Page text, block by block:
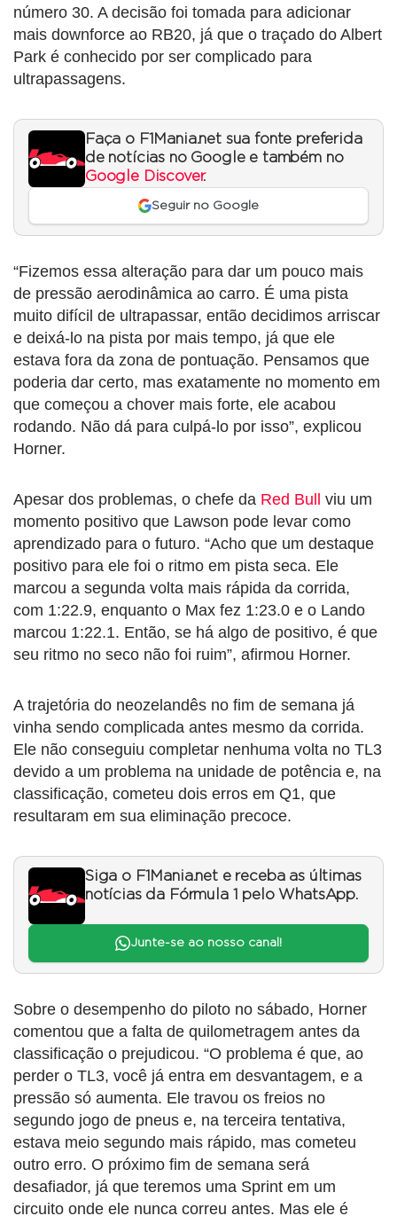
número 30. A decisão foi tomada para adicionar
mais downforce ao RB20, já que o traçado do Albert
Park é conhecido por ser complicado para
ultrapassagens.
Faça o F1Mania.net sua fonte preferida
de notícias no Google e também no
Google Discover.
Seguir no Google
“Fizemos essa alteração para dar um pouco mais
de pressão aerodinâmica ao carro. É uma pista
muito difícil de ultrapassar, então decidimos arriscar
e deixá-lo na pista por mais tempo, já que ele
estava fora da zona de pontuação. Pensamos que
poderia dar certo, mas exatamente no momento em
que começou a chover mais forte, ele acabou
rodando. Não dá para culpá-lo por isso”, explicou
Horner.
Apesar dos problemas, o chefe da Red Bull
viu um
momento positivo que Lawson pode levar como
aprendizado para o futuro. “Acho que um destaque
positivo para ele foi o ritmo em pista seca. Ele
marcou a segunda volta mais rápida da corrida,
com 1:22.9, enquanto o Max fez 1:23.0 e o Lando
marcou 1:22.1. Então, se há algo de positivo, é que
seu ritmo no seco não foi ruim”, afirmou Horner.
A trajetória do neozelandês no fim de semana já
vinha sendo complicada antes mesmo da corrida.
Ele não conseguiu completar nenhuma volta no TL3
devido a um problema na unidade de potência e, na
classificação, cometeu dois erros em Q1, que
resultaram em sua eliminação precoce.
Siga o F1Mania.net e receba as últimas
notícias da Fórmula 1 pelo WhatsApp.
Junte-se ao nosso canal!
Sobre o desempenho do piloto no sábado, Horner
comentou que a falta de quilometragem antes da
classificação o prejudicou. “O problema é que, ao
perder o TL3, você já entra em desvantagem, e a
pressão só aumenta. Ele travou os freios no
segundo jogo de pneus e, na terceira tentativa,
estava meio segundo mais rápido, mas cometeu
outro erro. O próximo fim de semana será
desafiador, já que teremos uma Sprint em um
circuito onde ele nunca correu antes. Mas ele é